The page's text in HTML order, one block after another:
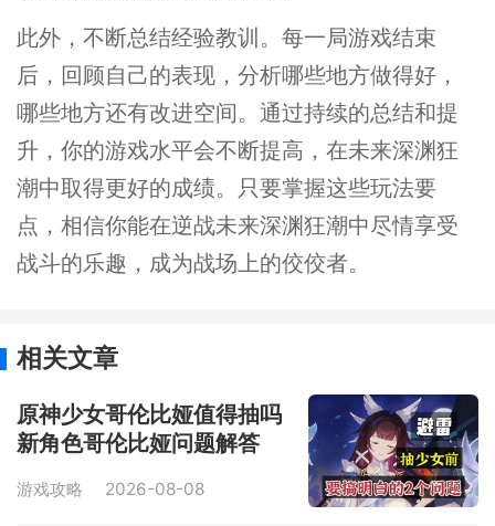
此外，不断总结经验教训。每一局游戏结束
后，回顾自己的表现，分析哪些地方做得好，
哪些地方还有改进空间。通过持续的总结和提
升，你的游戏水平会不断提高，在未来深渊狂
潮中取得更好的成绩。只要掌握这些玩法要
点，相信你能在逆战未来深渊狂潮中尽情享受
战斗的乐趣，成为战场上的佼佼者。
相关文章
原神少女哥伦比娅值得抽吗
新角色哥伦比娅问题解答
游戏攻略 2026-08-08